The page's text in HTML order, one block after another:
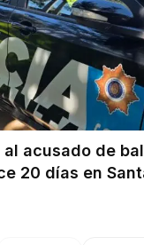
acusado de
20 días en